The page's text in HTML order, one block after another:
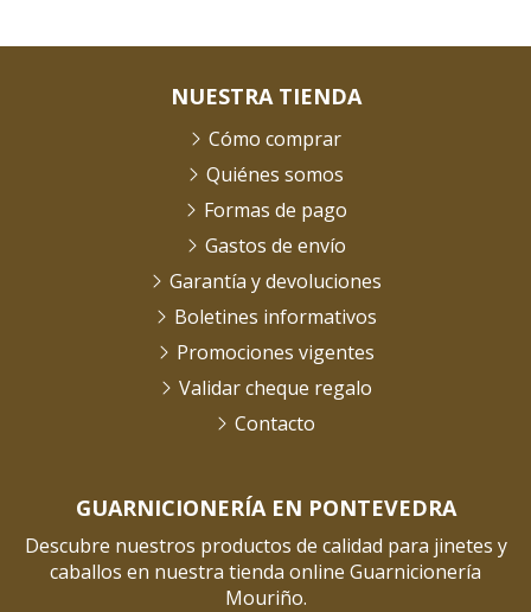
GUARNICIONERÍA EN PONTEVEDRA
Descubre nuestros productos de calidad para jinetes y
caballos en nuestra tienda online Guarnicionería
Mouriño.
NUESTRA TIENDA
Cómo comprar
Quiénes somos
Formas de pago
Gastos de envío
Garantía y devoluciones
Boletines informativos
Promociones vigentes
Validar cheque regalo
Contacto